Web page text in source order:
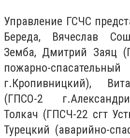
Управление ГСЧС
Береда, Вячеслав
Земба, Дмитрий Заяц
пожарно-
г.Кропивницкий),
(ГПСО-2
Толкач (ГПСЧ-22 сгт
Турецкий (аварийно-